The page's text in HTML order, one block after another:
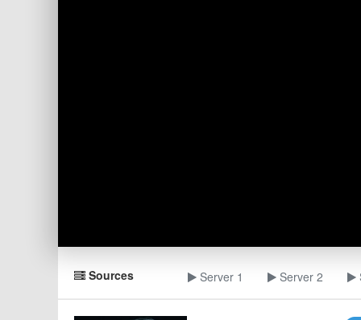
Sources Server 1 Server 2